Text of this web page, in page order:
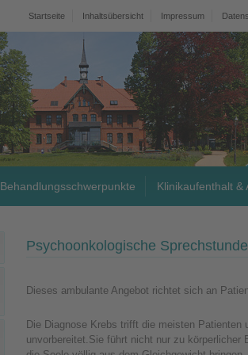
Startseite Inhaltsübersicht Impressum
Behandlungsschwerpunkte Klinikaufenthalt &
Psychoonkologische Sprechstunde
Dieses ambulante Angebot richtet sich an
Die Diagnose Krebs trifft die meisten Patienten
unvorbereitet.Sie führt nicht nur zu körperlicher